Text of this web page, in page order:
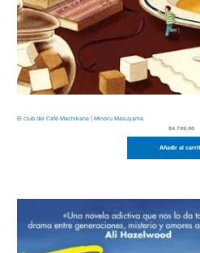
El club del Café Machikane | Minoru Masuyama
$4.799,00
Añadir al